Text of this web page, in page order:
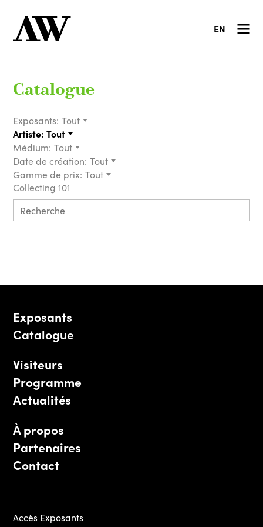
EN
Catalogue
Exposants: Tout
Artiste: Tout
Médium: Tout
Date de création: Tout
Gamme de prix: Tout
Collecting 101
Exposants
Catalogue
Visiteurs
Programme
Actualités
À propos
Partenaires
Contact
Accès Exposants